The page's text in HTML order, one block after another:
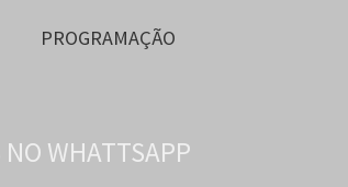
PROGRAMAÇÃO